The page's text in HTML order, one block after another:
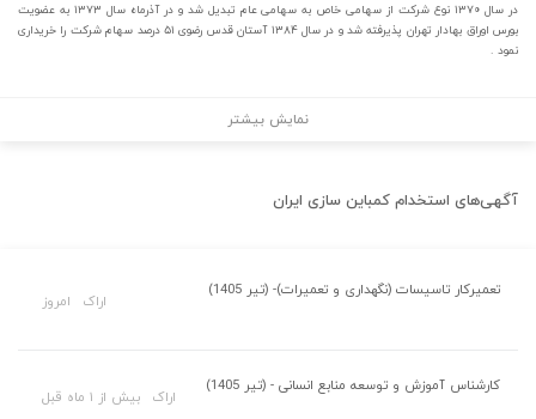
در سال ۱۳۷۰ نوع شرکت از سهامی خاص به سهامی عام تبدیل شد و در آذرماه سال ۱۳۷۳ به عضویت
بورس اوراق بهادار تهران پذیرفته شد و در سال ۱۳۸۴ آستان قدس رضوی ۵۱ درصد سهام شرکت را خریداری
نمود .
نمایش بیشتر
آگهی‌های استخدام کمباین سازی ایران
تعمیرکار تاسیسات (نگهداری و تعمیرات)- (تیر 1405)
اراک امروز
کارشناس آموزش و توسعه منابع انسانی - (تیر 1405)
اراک بیش از ۱ ماه قبل